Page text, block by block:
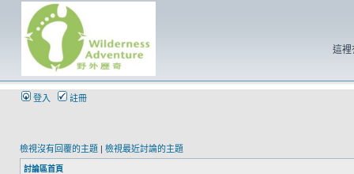
這裡
登入 註冊
檢視沒有回覆的主題 | 檢視最近討論的主題
討論區首頁